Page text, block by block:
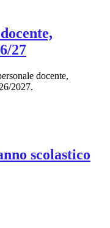
27
docente,
2027.
scolastico